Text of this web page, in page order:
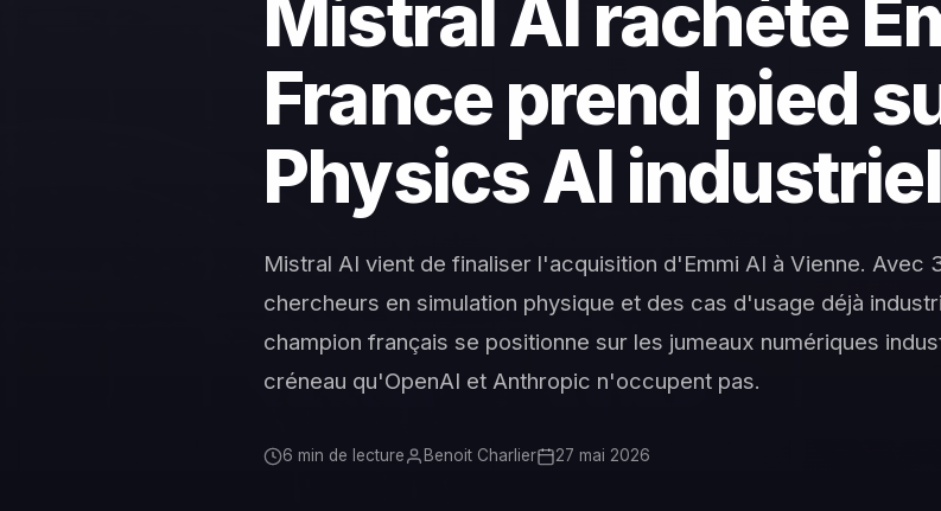
Mistral AI rachète
France prend pied
Physics AI
Mistral AI vient de finaliser l'acquisition d'Emmi AI à Vienne. Avec
chercheurs en simulation physique et des cas d'usage déjà
champion français se positionne sur les jumeaux numériques
créneau qu'OpenAI et Anthropic n'occupent pas.
6 min de lecture Benoit Charlier 27 mai 2026